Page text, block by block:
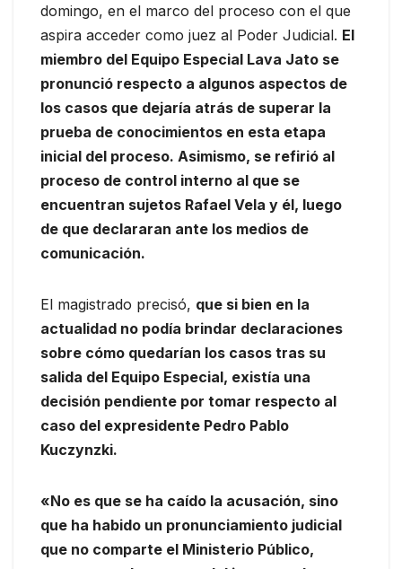
domingo, en el marco del proceso con el que
aspira acceder como juez al Poder Judicial. El
miembro del Equipo Especial Lava Jato se
pronunció respecto a algunos aspectos de
los casos que dejaría atrás de superar la
prueba de conocimientos en esta etapa
inicial del proceso. Asimismo, se refirió al
proceso de control interno al que se
encuentran sujetos Rafael Vela y él, luego
de que declararan ante los medios de
comunicación.
El magistrado precisó, que si bien en la
actualidad no podía brindar declaraciones
sobre cómo quedarían los casos tras su
salida del Equipo Especial, existía una
decisión pendiente por tomar respecto al
caso del expresidente Pedro Pablo
Kuczynzki.
«No es que se ha caído la acusación, sino
que ha habido un pronunciamiento judicial
que no comparte el Ministerio Público,